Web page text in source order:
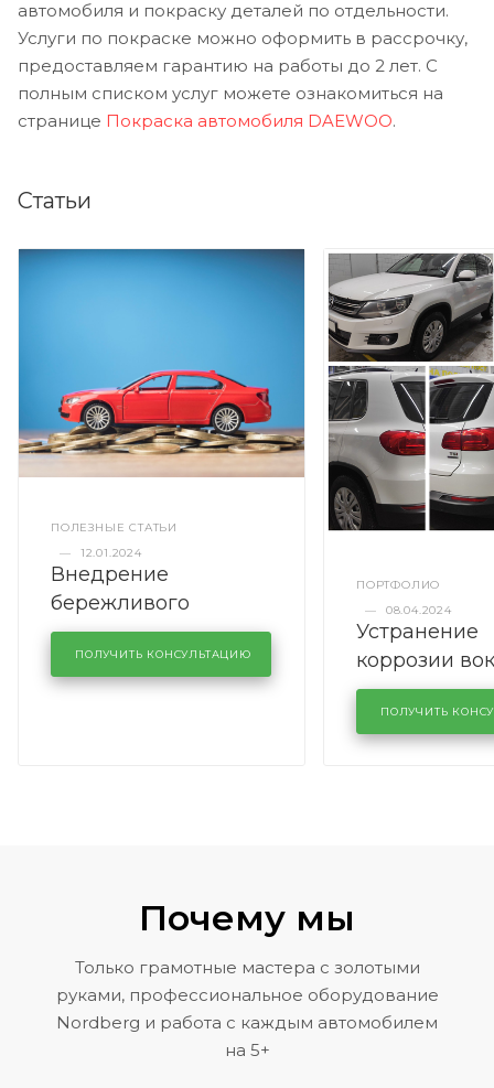
автомобиля и покраску деталей по отдельности.
Услуги по покраске можно оформить в рассрочку,
предоставляем гарантию на работы до 2 лет. С
полным списком услуг можете ознакомиться на
странице Покраска автомобиля DAEWOO.
Статьи
ПОЛЕЗНЫЕ СТАТЬИ
—
12.01.2024
Внедрение
бережливого
производства в
кузовном сервисе
KUTUZOVV
ПОЛУЧИТЬ КОНСУЛЬТАЦИЮ
ПОРТФОЛИО
—
08.04.2024
Устранение
коррозии
лобового
районе
Volkswagen
ПОЛУЧИТЬ
Почему мы
Только грамотные мастера с золотыми
руками, профессиональное оборудование
Nordberg и работа с каждым автомобилем
на 5+